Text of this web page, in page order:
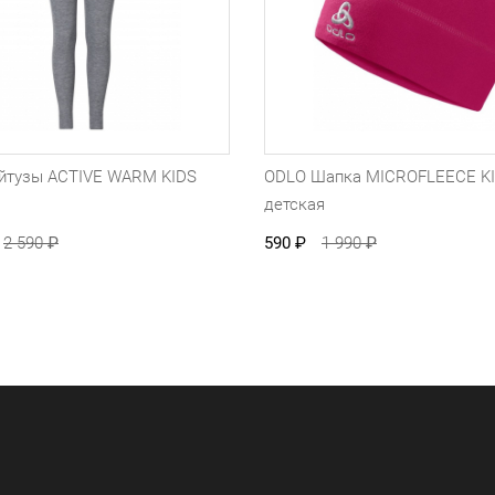
ACTIVE WARM KIDS
2 590₽
ODLO Шапка MICROFLEECE
детская
590 ₽ 1 990₽